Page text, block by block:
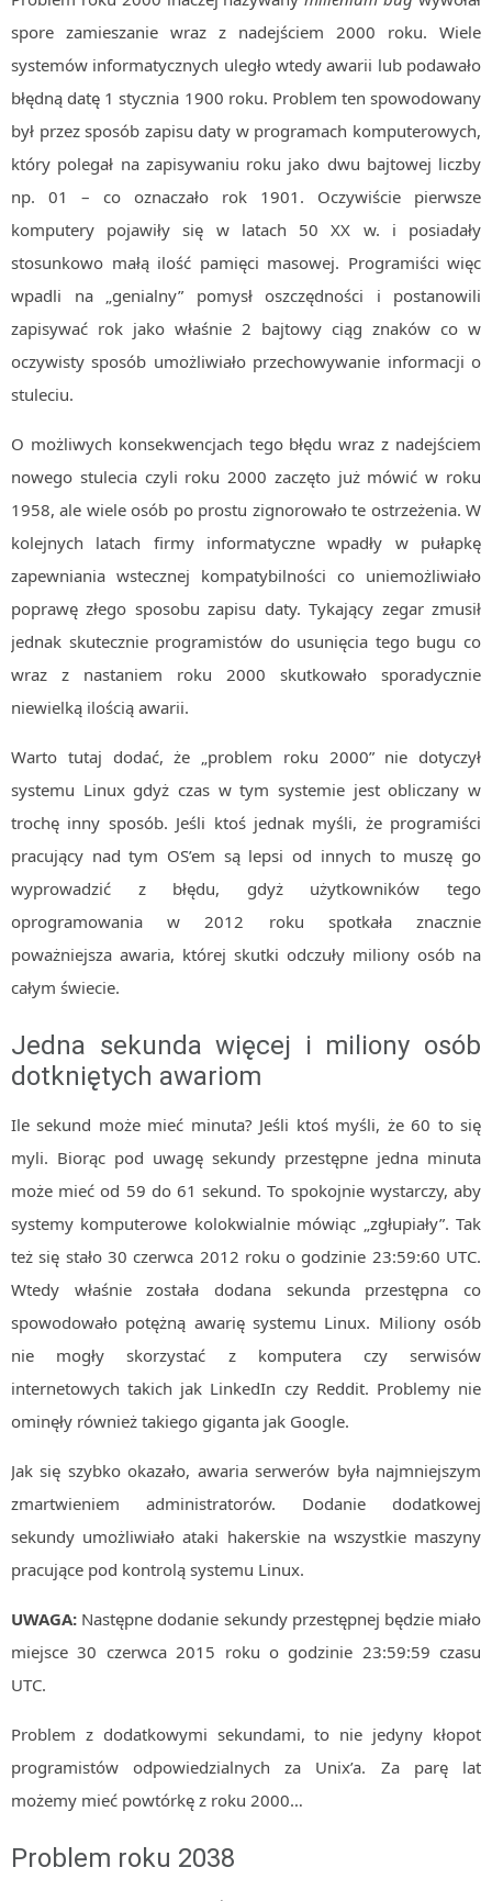
spore zamieszanie wraz z nadejściem 2000 roku. Wiele
systemów informatycznych uległo wtedy awarii lub podawało
błędną datę 1 stycznia 1900 roku. Problem ten spowodowany
był przez sposób zapisu daty w programach komputerowych,
który polegał na zapisywaniu roku jako dwu bajtowej liczby
np. 01 – co oznaczało rok 1901. Oczywiście pierwsze
komputery pojawiły się w latach 50 XX w. i posiadały
stosunkowo małą ilość pamięci masowej. Programiści więc
wpadli na „genialny” pomysł oszczędności i postanowili
zapisywać rok jako właśnie 2 bajtowy ciąg znaków co w
oczywisty sposób umożliwiało przechowywanie informacji o
stuleciu.
O możliwych konsekwencjach tego błędu wraz z nadejściem
nowego stulecia czyli roku 2000 zaczęto już mówić w roku
1958, ale wiele osób po prostu zignorowało te ostrzeżenia. W
kolejnych latach firmy informatyczne wpadły w pułapkę
zapewniania wstecznej kompatybilności co uniemożliwiało
poprawę złego sposobu zapisu daty. Tykający zegar zmusił
jednak skutecznie programistów do usunięcia tego bugu co
wraz z nastaniem roku 2000 skutkowało sporadycznie
niewielką ilością awarii.
Warto tutaj dodać, że „problem roku 2000” nie dotyczył
systemu Linux gdyż czas w tym systemie jest obliczany w
trochę inny sposób. Jeśli ktoś jednak myśli, że programiści
pracujący nad tym OS’em są lepsi od innych to muszę go
wyprowadzić z błędu, gdyż użytkowników tego
oprogramowania w 2012 roku spotkała znacznie
poważniejsza awaria, której skutki odczuły miliony osób na
całym świecie.
Jedna sekunda więcej i miliony osób
dotkniętych awariom
Ile sekund może mieć minuta? Jeśli ktoś myśli, że 60 to się
myli. Biorąc pod uwagę sekundy przestępne jedna minuta
może mieć od 59 do 61 sekund. To spokojnie wystarczy, aby
systemy komputerowe kolokwialnie mówiąc „zgłupiały”. Tak
też się stało 30 czerwca 2012 roku o godzinie 23:59:60 UTC.
Wtedy właśnie została dodana sekunda przestępna co
spowodowało potężną awarię systemu Linux. Miliony osób
nie mogły skorzystać z komputera czy serwisów
internetowych takich jak LinkedIn czy Reddit. Problemy nie
ominęły również takiego giganta jak Google.
Jak się szybko okazało, awaria serwerów była najmniejszym
zmartwieniem administratorów. Dodanie dodatkowej
sekundy umożliwiało ataki hakerskie na wszystkie maszyny
pracujące pod kontrolą systemu Linux.
UWAGA: Następne dodanie sekundy przestępnej będzie miało
miejsce 30 czerwca 2015 roku o godzinie 23:59:59 czasu
UTC.
Problem z dodatkowymi sekundami, to nie jedyny kłopot
programistów odpowiedzialnych za Unix’a. Za parę lat
możemy mieć powtórkę z roku 2000…
Problem roku 2038